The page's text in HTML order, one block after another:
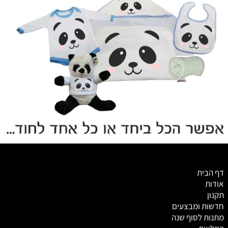
דף הבית
אודות
תקנון
חדשות ומבצעים
מתנות לסוף שנה